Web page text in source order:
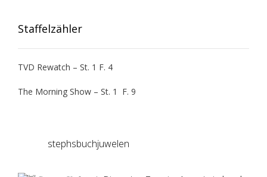
Staffelzähler
TVD Rewatch – St. 1 F. 4
The Morning Show – St. 1 F. 9
stephsbuchjuwelen